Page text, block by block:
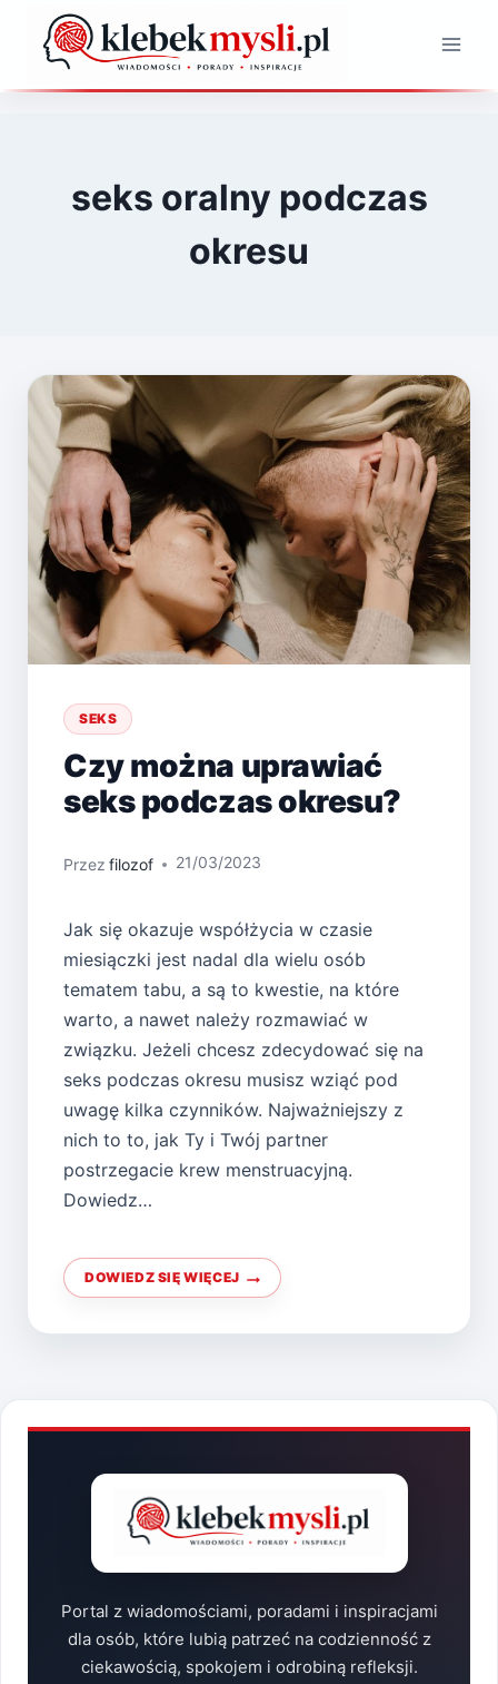
Przejdź
seks oralny podczas
okresu
SEKS
Czy można uprawiać
seks podczas okresu?
Przez filozof 21/03/2023
Jak się okazuje współżycia w czasie
miesiączki jest nadal dla wielu osób
tematem tabu, a są to kwestie, na które
warto, a nawet należy rozmawiać w
związku. Jeżeli chcesz zdecydować się na
seks podczas okresu musisz wziąć pod
uwagę kilka czynników. Najważniejszy z
nich to to, jak Ty i Twój partner
postrzegacie krew menstruacyjną.
Dowiedz…
DOWIEDZ SIĘ WIĘCEJ
CZY
MOŻNA
PODCZAS
Portal z wiadomościami, poradami i inspiracjami
dla osób, które lubią patrzeć na codzienność z
ciekawością, spokojem i odrobiną refleksji.